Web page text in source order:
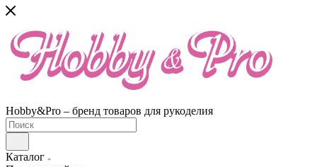
Hobby&Pro – бренд товаров для рукоделия
Каталог